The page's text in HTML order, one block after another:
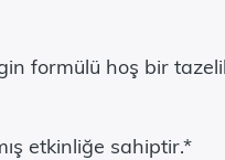
formülü hoş bir
etkinliğe sahiptir.*